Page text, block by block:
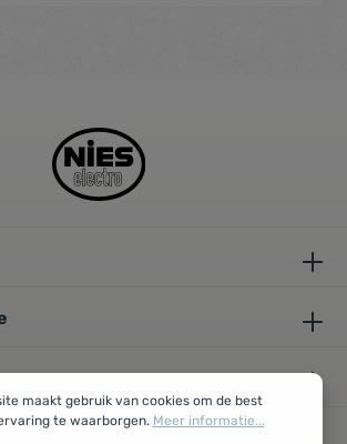
is Ever Sharp een bijzonder mooie
willekeurig keukenaanrecht.
maakt gebruik van cookies om de best
te waarborgen. Meer informatie...